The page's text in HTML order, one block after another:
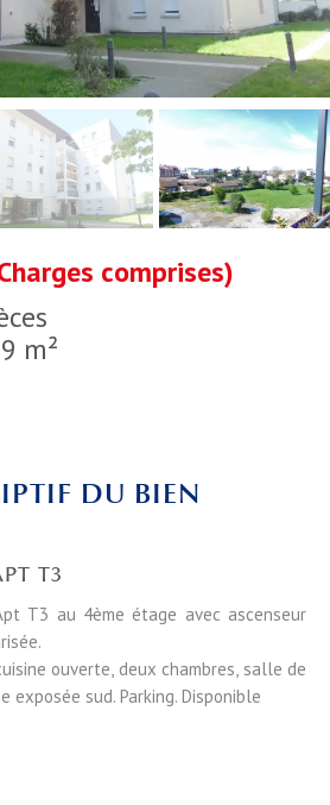
m²
comprises)
DU BIEN
T3
T3 au 4ème étage avec ascenseur
ouverte, deux chambres, salle de
exposée sud. Parking. Disponible